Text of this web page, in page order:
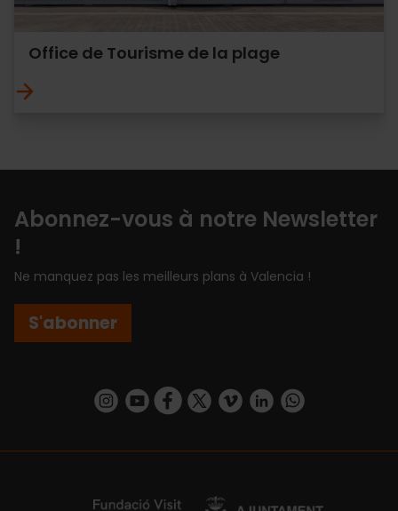
Office de Tourisme de la plage
Abonnez-vous à notre Newsletter
!
Ne manquez pas les meilleurs plans à Valencia !
S'abonner
https://www.instagram.com/visit_valencia/
https://www.youtube.com/user/
https://www.facebook.com/
https://twitter.com/
https://vimeo.com/
https://www.linkedin.com/company/turismo-valencia/https://api.whatsapp.com/send/